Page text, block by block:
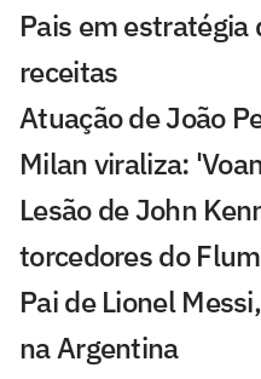
Pais em estratégia
receitas
Atuação de João
Milan viraliza:
Lesão de John
torcedores do
Pai de Lionel
na Argentina